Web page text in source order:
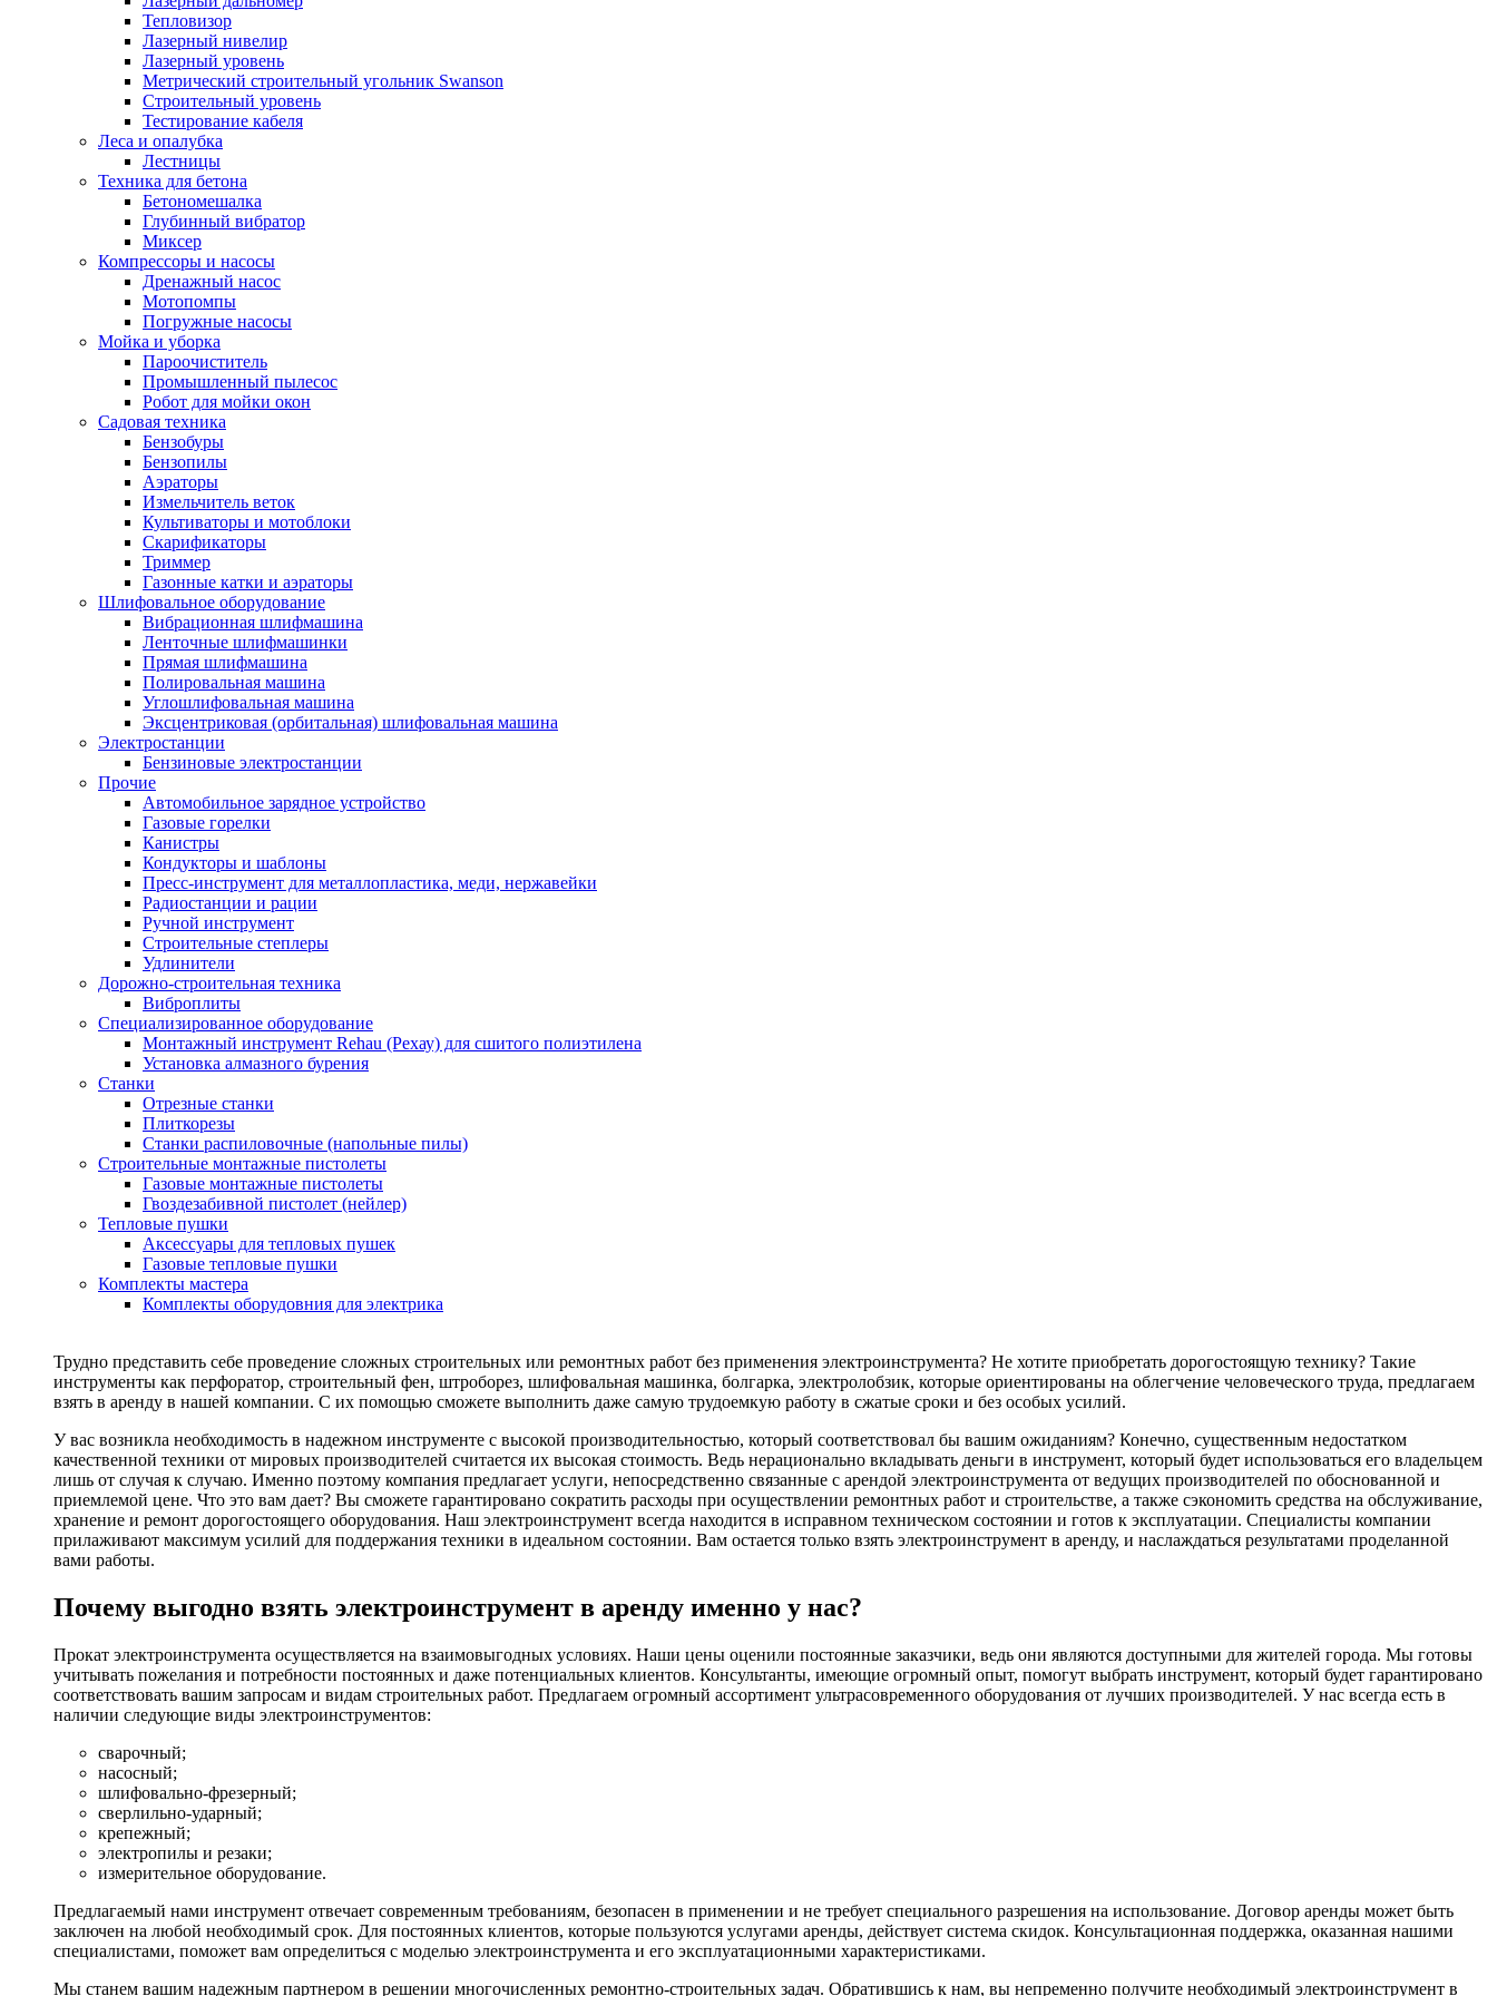
Тепловизор
Лазерный нивелир
Лазерный уровень
Метрический строительный угольник Swanson
Строительный уровень
Тестирование кабеля
Леса и опалубка
Лестницы
Техника для бетона
Бетономешалка
Глубинный вибратор
Миксер
Компрессоры и насосы
Дренажный насос
Мотопомпы
Погружные насосы
Мойка и уборка
Пароочиститель
Промышленный пылесос
Робот для мойки окон
Садовая техника
Бензобуры
Бензопилы
Аэраторы
Измельчитель веток
Культиваторы и мотоблоки
Скарификаторы
Триммер
Газонные катки и аэраторы
Шлифовальное оборудование
Вибрационная шлифмашина
Ленточные шлифмашинки
Прямая шлифмашина
Полировальная машина
Углошлифовальная машина
Эксцентриковая (орбитальная) шлифовальная машина
Электростанции
Бензиновые электростанции
Прочие
Автомобильное зарядное устройство
Газовые горелки
Канистры
Кондукторы и шаблоны
Пресс-инструмент для металлопластика, меди, нержавейки
Радиостанции и рации
Ручной инструмент
Строительные степлеры
Удлинители
Дорожно-строительная техника
Виброплиты
Специализированное оборудование
Монтажный инструмент Rehau (Рехау) для сшитого полиэтилена
Установка алмазного бурения
Станки
Отрезные станки
Плиткорезы
Станки распиловочные (напольные пилы)
Строительные монтажные пистолеты
Газовые монтажные пистолеты
Гвоздезабивной пистолет (нейлер)
Тепловые пушки
Аксессуары для тепловых пушек
Газовые тепловые пушки
Комплекты мастера
Комплекты оборудовния для электрика
Трудно представить себе проведение сложных строительных или ремонтных работ без применения электроинструмента? Не хотите приобретать дорогостоящую технику? Такие
инструменты как перфоратор, строительный фен, штроборез, шлифовальная машинка, болгарка, электролобзик, которые ориентированы на облегчение человеческого труда, предлагаем
взять в аренду в нашей компании. С их помощью сможете выполнить даже самую трудоемкую работу в сжатые сроки и без особых усилий.
У вас возникла необходимость в надежном инструменте с высокой производительностью, который соответствовал бы вашим ожиданиям? Конечно, существенным недостатком
качественной техники от мировых производителей считается их высокая стоимость. Ведь нерационально вкладывать деньги в инструмент, который будет использоваться его владельцем
лишь от случая к случаю. Именно поэтому компания предлагает услуги, непосредственно связанные с арендой электроинструмента от ведущих производителей по обоснованной и
приемлемой цене. Что это вам дает? Вы сможете гарантировано сократить расходы при осуществлении ремонтных работ и строительстве, а также сэкономить средства на обслуживание,
хранение и ремонт дорогостоящего оборудования. Наш электроинструмент всегда находится в исправном техническом состоянии и готов к эксплуатации. Специалисты компании
прилаживают максимум усилий для поддержания техники в идеальном состоянии. Вам остается только взять электроинструмент в аренду, и наслаждаться результатами проделанной
вами работы.
Почему выгодно взять электроинструмент в аренду именно у нас?
Прокат электроинструмента осуществляется на взаимовыгодных условиях. Наши цены оценили постоянные заказчики, ведь они являются доступными для жителей города. Мы готовы
учитывать пожелания и потребности постоянных и даже потенциальных клиентов. Консультанты, имеющие огромный опыт, помогут выбрать инструмент, который будет гарантировано
соответствовать вашим запросам и видам строительных работ. Предлагаем огромный ассортимент ультрасовременного оборудования от лучших производителей. У нас всегда есть в
наличии следующие виды электроинструментов:
сварочный;
насосный;
шлифовально-фрезерный;
сверлильно-ударный;
крепежный;
электропилы и резаки;
измерительное оборудование.
Предлагаемый нами инструмент отвечает современным требованиям, безопасен в применении и не требует специального разрешения на использование. Договор аренды может быть
заключен на любой необходимый срок. Для постоянных клиентов, которые пользуются услугами аренды, действует система скидок. Консультационная поддержка, оказанная нашими
специалистами, поможет вам определиться с моделью электроинструмента и его эксплуатационными характеристиками.
Мы станем вашим надежным партнером в решении многочисленных ремонтно-строительных задач. Обратившись к нам, вы непременно получите необходимый электроинструмент в